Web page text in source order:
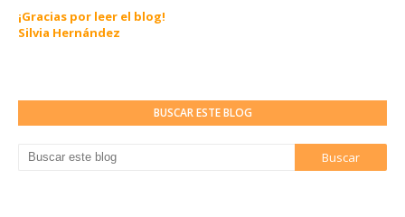
¡Gracias por leer el blog!
Silvia Hernández
BUSCAR ESTE BLOG